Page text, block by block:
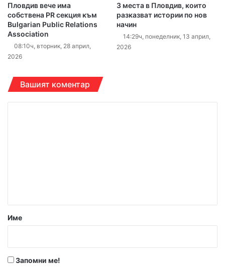
Пловдив вече има
собствена PR секция към
Bulgarian Public Relations
Association
08:10ч, вторник, 28 април,
2026
3 места в Пловдив, които
разказват истории по нов
начин
14:29ч, понеделник, 13 април,
2026
Вашият коментар
р
Име
Запомни ме!